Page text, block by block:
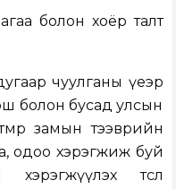
болон хоёр талт
чуулганы үеэр
болон бусад улсын
төмөр замын тээврийн
одоо хэрэгжиж буй
төсөл